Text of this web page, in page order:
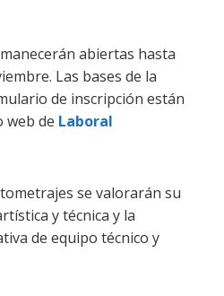
abiertas hasta
Las bases de la
de inscripción están
web de Laboral
se valorarán su
y técnica y la
de equipo técnico y